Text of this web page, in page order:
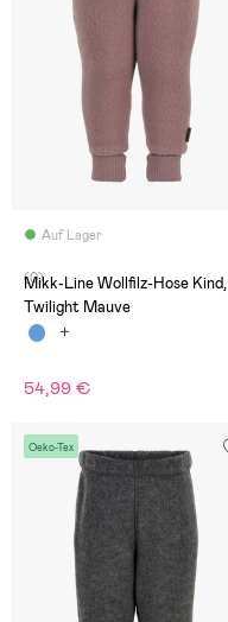
Auf Lager
(0)
Mikk-Line Wollfilz-Hose Kind,
Twilight Mauve
54,99 €
Oeko-Tex